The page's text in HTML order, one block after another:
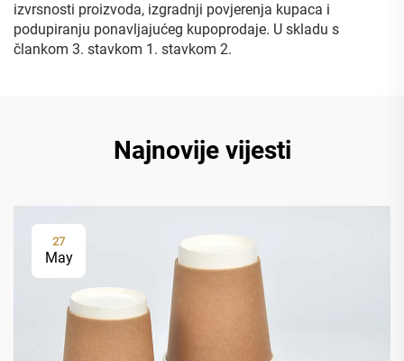
izvrsnosti proizvoda, izgradnji povjerenja kupaca i
podupiranju ponavljajućeg kupoprodaje. U skladu s
člankom 3. stavkom 1. stavkom 2.
Najnovije vijesti
27
May